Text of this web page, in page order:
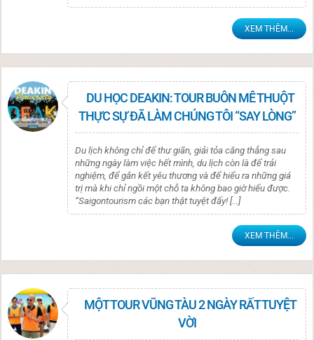
XEM THÊM...
DU HỌC DEAKIN: TOUR BUÔN MÊ THUỘT
THỰC SỰ ĐÃ LÀM CHÚNG TÔI “SAY LÒNG”
Du lịch không chỉ để thư giãn, giải tỏa căng thẳng sau
những ngày làm việc hết mình, du lịch còn là để trải
nghiệm, để gắn kết yêu thương và để hiểu ra những giá
trị mà khi chỉ ngồi một chỗ ta không bao giờ hiểu được.
“Saigontourism các bạn thật tuyệt đấy! […]
XEM THÊM...
MỘT TOUR VŨNG TÀU 2 NGÀY RẤT TUYỆT
VỜI